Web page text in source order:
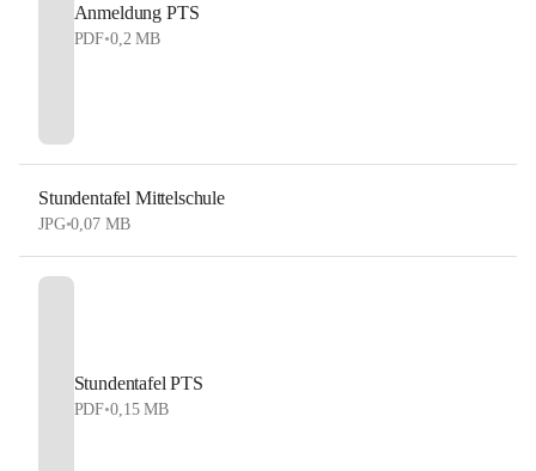
Anmeldung PTS
PDF•0,2 MB
Stundentafel Mittelschule
JPG•0,07 MB
Stundentafel PTS
PDF•0,15 MB